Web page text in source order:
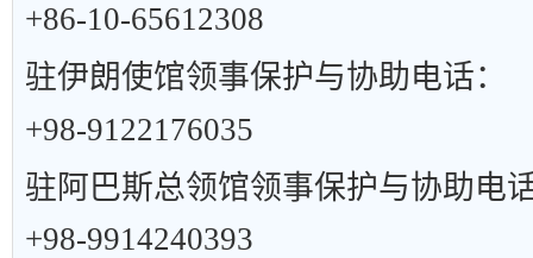
+86-10-65612308
驻伊朗使馆领事保护与协助电话：
+98-9122176035
驻阿巴斯总领馆领事保护与协助电
+98-9914240393